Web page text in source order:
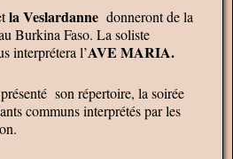
la Veslardannedonneront de la
Burkina Faso. La soliste
interprétera l’AVE MARIA.
son répertoire, la soirée
communs interprétés par les